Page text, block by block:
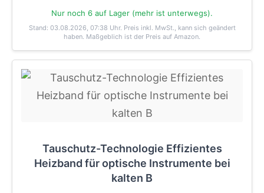
Nur noch 6 auf Lager (mehr ist unterwegs).
Stand: 03.08.2026, 07:38 Uhr. Preis inkl. MwSt., kann sich geändert
haben. Maßgeblich ist der Preis auf Amazon.
Tauschutz-Technologie Effizientes
Heizband für optische Instrumente bei
kalten B